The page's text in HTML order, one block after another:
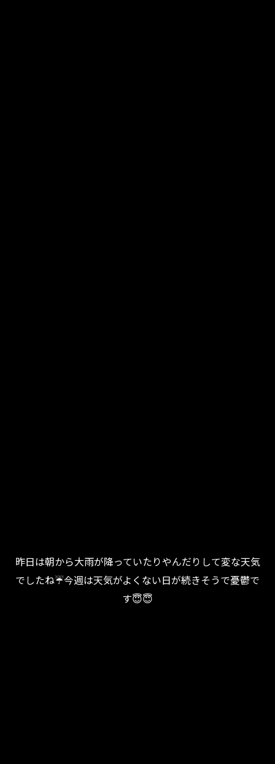
昨日は朝から大雨が降っていたりやんだりして変な天気
でしたね☔️今週は天気がよくない日が続きそうで憂鬱で
す😇😇